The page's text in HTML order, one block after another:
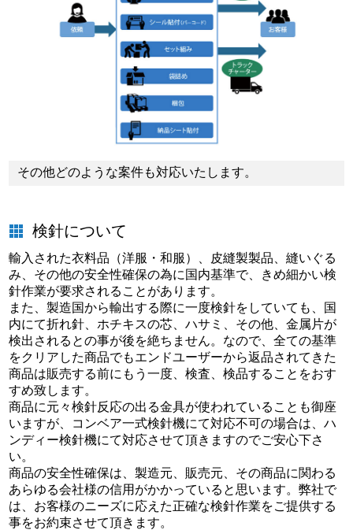
その他どのような案件も対応いたします。
検針について
輸入された衣料品（洋服・和服）、皮縫製製品、縫いぐる
み、その他の安全性確保の為に国内基準で、きめ細かい検
針作業が要求されることがあります。
また、製造国から輸出する際に一度検針をしていても、国
内にて折れ針、ホチキスの芯、ハサミ、その他、金属片が
検出されるとの事が後を絶ちません。なので、全ての基準
をクリアした商品でもエンドユーザーから返品されてきた
商品は販売する前にもう一度、検査、検品することをおす
すめ致します。
商品に元々検針反応の出る金具が使われていることも御座
いますが、コンベア一式検針機にて対応不可の場合は、ハ
ンディー検針機にて対応させて頂きますのでご安心下さ
い。
商品の安全性確保は、製造元、販売元、その商品に関わる
あらゆる会社様の信用がかかっていると思います。弊社で
は、お客様のニーズに応えた正確な検針作業をご提供する
事をお約束させて頂きます。